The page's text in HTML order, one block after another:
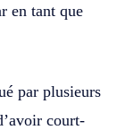
en tant que
par plusieurs
court-